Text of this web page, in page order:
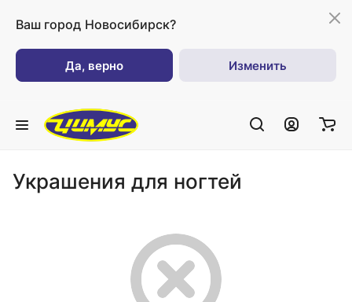
Ваш город Новосибирск?
Да, верно Изменить
Украшения для ногтей